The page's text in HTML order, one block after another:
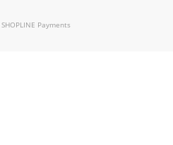
SHOPLINE Payments